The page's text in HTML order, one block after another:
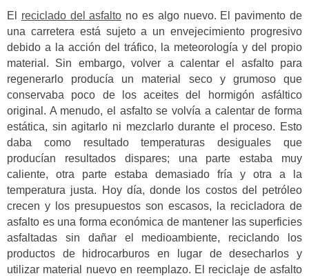
El reciclado del asfalto no es algo nuevo. El pavimento de
una carretera está sujeto a un envejecimiento progresivo
debido a la acción del tráfico, la meteorología y del propio
material. Sin embargo, volver a calentar el asfalto para
regenerarlo producía un material seco y grumoso que
conservaba poco de los aceites del hormigón asfáltico
original. A menudo, el asfalto se volvía a calentar de forma
estática, sin agitarlo ni mezclarlo durante el proceso. Esto
daba como resultado temperaturas desiguales que
producían resultados dispares; una parte estaba muy
caliente, otra parte estaba demasiado fría y otra a la
temperatura justa. Hoy día, donde los costos del petróleo
crecen y los presupuestos son escasos, la recicladora de
asfalto es una forma económica de mantener las superficies
asfaltadas sin dañar el medioambiente, reciclando los
productos de hidrocarburos en lugar de desecharlos y
utilizar material nuevo en reemplazo. El reciclaje de asfalto